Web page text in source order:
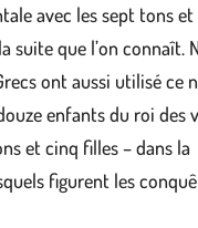
avec les sept tons
suite que l’on connaît.
ont aussi utilisé ce
enfants du roi des
et cinq filles – dans la
figurent les